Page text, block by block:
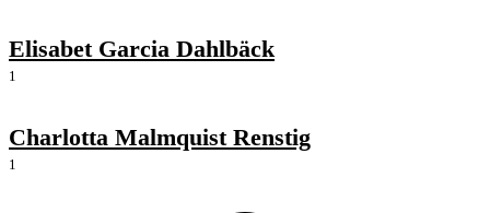
Elisabet Garcia Dahlbäck
1
Charlotta Malmquist Renstig
1